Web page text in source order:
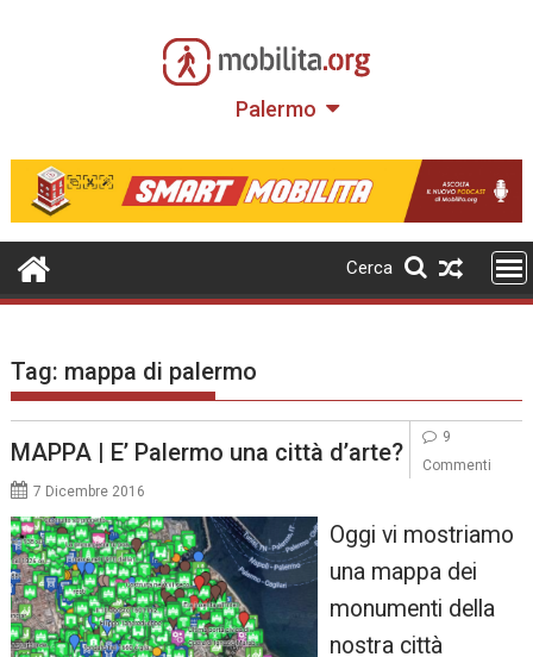
Palermo
Cerca
Tag: mappa di palermo
MAPPA | E’ Palermo una città d’arte?
7 Dicembre 2016
Oggi vi mostriamo
una mappa dei
monumenti della
nostra città
9
Commenti